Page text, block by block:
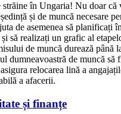
străine în Ungaria! Nu doar că
și de muncă necesare
de asemenea să planificați
să realizați un grafic al
de muncă durează până
dumneavoastră de muncă să
relocarea lină a
a afacerii.
și finanțe